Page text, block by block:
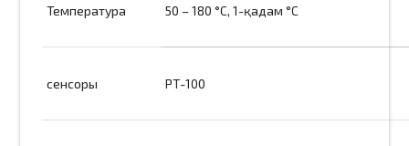
Температура 50 – 180 °C, 1-қадам °C
сенсоры PT-100